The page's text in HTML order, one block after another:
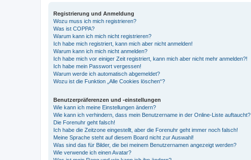
Registrierung und Anmeldung
Wozu muss ich mich registrieren?
Was ist COPPA?
Warum kann ich mich nicht registrieren?
Ich habe mich registriert, kann mich aber nicht anmelden!
Warum kann ich mich nicht anmelden?
Ich habe mich vor einiger Zeit registriert, kann mich aber nicht mehr anmelden?!
Ich habe mein Passwort vergessen!
Warum werde ich automatisch abgemeldet?
Wozu ist die Funktion „Alle Cookies löschen“?
Benutzerpräferenzen und -einstellungen
Wie kann ich meine Einstellungen ändern?
Wie kann ich verhindern, dass mein Benutzername in der Online-Liste auftaucht?
Die Forenuhr geht falsch!
Ich habe die Zeitzone eingestellt, aber die Forenuhr geht immer noch falsch!
Meine Sprache steht auf diesem Board nicht zur Auswahl!
Was sind das für Bilder, die bei meinem Benutzernamen angezeigt werden?
Wie verwende ich einen Avatar?